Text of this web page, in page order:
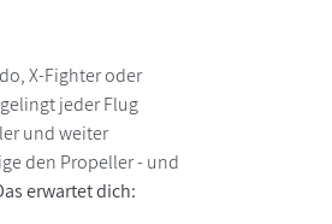
X-Fighter oder
jeder Flug
und weiter
den Propeller - und
erwartet dich: